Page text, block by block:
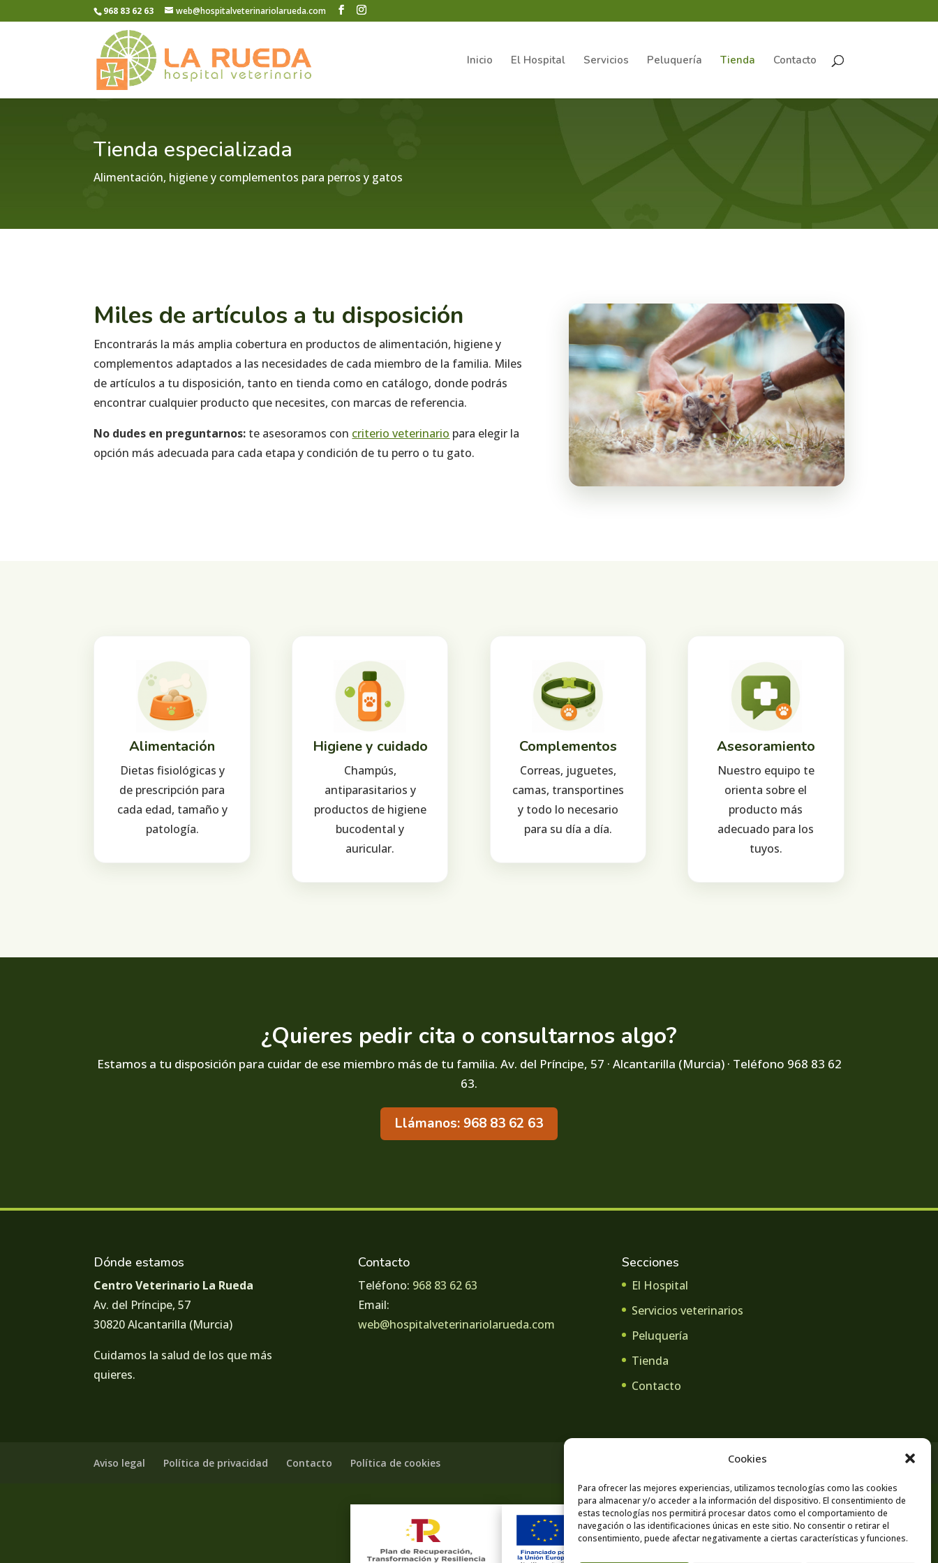
Cookies
Para ofrecer las mejores experiencias, utilizamos tecnologías como las cookies
para almacenar y/o acceder a la información del dispositivo. El consentimiento de
estas tecnologías nos permitirá procesar datos como el comportamiento de
navegación o las identificaciones únicas en este sitio. No consentir o retirar el
consentimiento, puede afectar negativamente a ciertas características y funciones.
968 83 62 63 web@hospitalveterinariolarueda.com
Inicio El Hospital Servicios Peluquería Tienda Contacto
Tienda especializada
Alimentación, higiene y complementos para perros y gatos
Miles de artículos a tu disposición
Encontrarás la más amplia cobertura en productos de alimentación, higiene y
complementos adaptados a las necesidades de cada miembro de la familia. Miles
de artículos a tu disposición, tanto en tienda como en catálogo, donde podrás
encontrar cualquier producto que necesites, con marcas de referencia.
No dudes en preguntarnos: te asesoramos con criterio veterinario para elegir la
opción más adecuada para cada etapa y condición de tu perro o tu gato.
Alimentación
Dietas fisiológicas y
de prescripción para
cada edad, tamaño y
patología.
Higiene y cuidado
Champús,
antiparasitarios y
productos de higiene
bucodental y
auricular.
Complementos
Correas, juguetes,
camas, transportines
y todo lo necesario
para su día a día.
Asesoramiento
Nuestro equipo te
orienta sobre el
producto más
adecuado para los
tuyos.
¿Quieres pedir cita o consultarnos algo?
Estamos a tu disposición para cuidar de ese miembro más de tu familia. Av. del Príncipe, 57 · Alcantarilla (Murcia) · Teléfono 968 83 62
63.
Llámanos: 968 83 62 63
Dónde estamos
Centro Veterinario La Rueda
Av. del Príncipe, 57
30820 Alcantarilla (Murcia)
Cuidamos la salud de los que más
quieres.
Contacto
Teléfono: 968 83 62 63
Email:
web@hospitalveterinariolarueda.com
Secciones
El Hospital
Servicios veterinarios
Peluquería
Tienda
Contacto
Aviso legal Política de privacidad Contacto Política de cookies